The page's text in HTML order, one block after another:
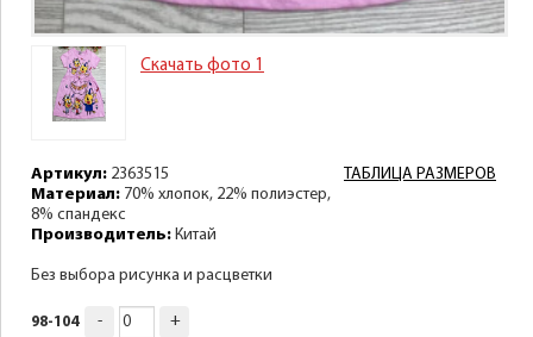
Скачать фото 1
ТАБЛИЦА РАЗМЕРОВ
Артикул: 2363515
Материал: 70% хлопок, 22% полиэстер,
8% спандекс
Производитель: Китай
Без выбора рисунка и расцветки
98-104 - +